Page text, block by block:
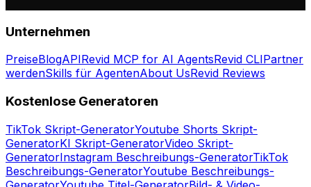
Unternehmen
PreiseBlogAPIRevid MCP for AI AgentsRevid CLIPartner
werdenSkills für AgentenAbout UsRevid Reviews
Kostenlose Generatoren
TikTok Skript-GeneratorYoutube Shorts Skript-
GeneratorKI Skript-GeneratorVideo Skript-
GeneratorInstagram Beschreibungs-GeneratorTikTok
Beschreibungs-GeneratorYoutube Beschreibungs-